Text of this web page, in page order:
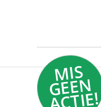
MI
S
G
E
E
N
A
C
TI
E!